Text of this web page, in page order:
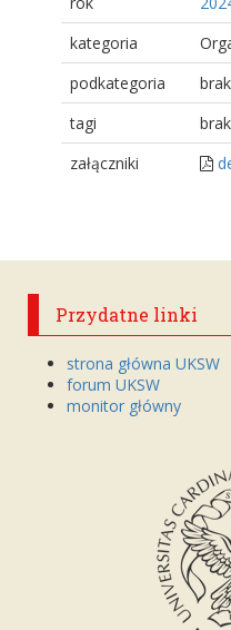
kategoria
podkategoria
tagi
załączniki
Przydatne linki
strona główna UKSW
forum UKSW
monitor główny